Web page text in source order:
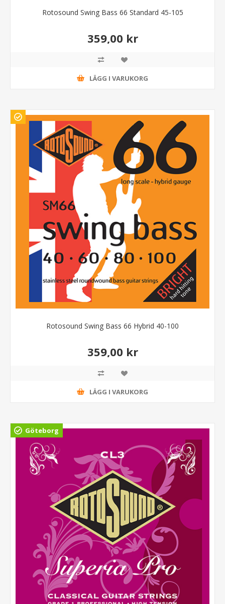
Rotosound Swing Bass 66 Standard 45-105
359,00 kr
LÄGG I VARUKORG
Rotosound Swing Bass 66 Hybrid 40-100
359,00 kr
LÄGG I VARUKORG
Göteborg